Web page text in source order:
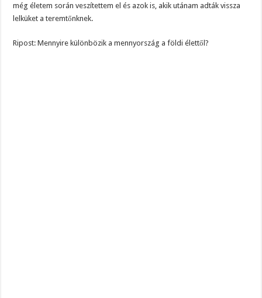
még életem során veszítettem el és azok is, akik utánam adták vissza
lelküket a teremtőnknek.
Ripost: Mennyire különbözik a mennyország a földi élettől?